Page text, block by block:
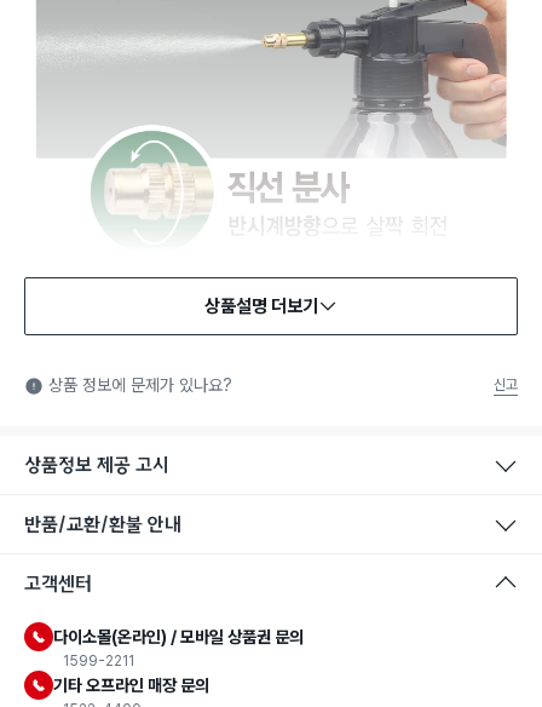
상품설명 더보기
상품 정보에 문제가 있나요? 신고
상품정보 제공 고시
반품/교환/환불 안내
고객센터
다이소몰(온라인) / 모바일 상품권 문의
1599-2211
기타 오프라인 매장 문의